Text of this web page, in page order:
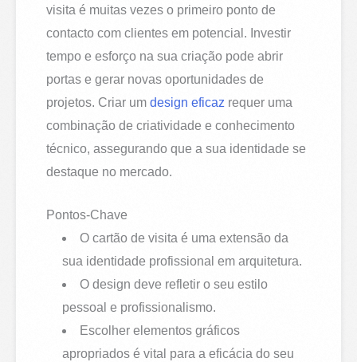
visita é muitas vezes o primeiro ponto de
contacto com clientes em potencial. Investir
tempo e esforço na sua criação pode abrir
portas e gerar novas oportunidades de
projetos. Criar umdesign eficaz requer uma
combinação de criatividade e conhecimento
técnico, assegurando que a sua identidade se
destaque no mercado.
Pontos-Chave
O cartão de visita é uma extensão da
sua identidade profissional em arquitetura.
O design deve refletir o seu estilo
pessoal e profissionalismo.
Escolher elementos gráficos
apropriados é vital para a eficácia do seu